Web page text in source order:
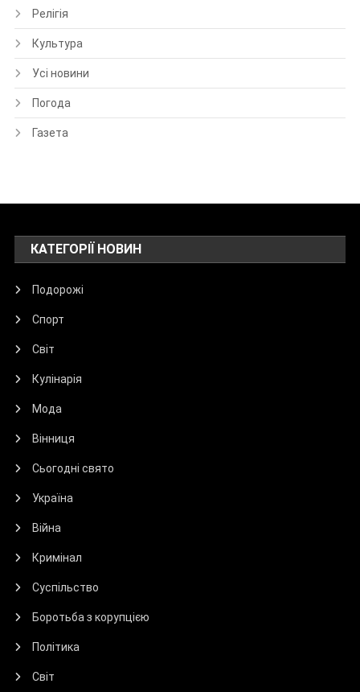
Релігія
Культура
Усі новини
Погода
Газета
КАТЕГОРІЇ НОВИН
Подорожі
Спорт
Світ
Кулінарія
Мода
Вінниця
Сьогодні свято
Україна
Війна
Кримінал
Суспільство
Боротьба з корупцією
Політика
Світ